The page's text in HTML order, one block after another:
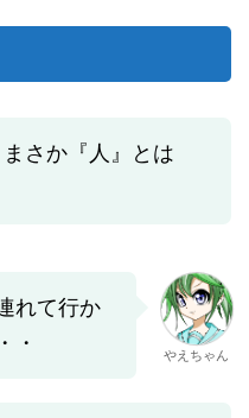
さか『人』とは
れて行か
・
やえちゃん